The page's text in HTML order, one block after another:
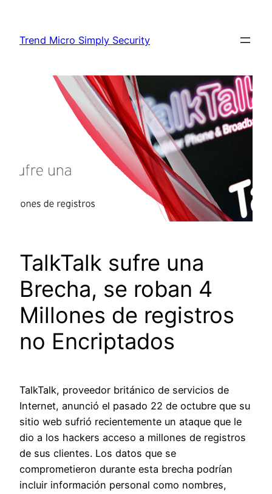
content
Trend Micro Simply Security
TalkTalk sufre una
Brecha, se roban 4
Millones de registros
no Encriptados
TalkTalk, proveedor británico de servicios de
Internet, anunció el pasado 22 de octubre que su
sitio web sufrió recientemente un ataque que le
dio a los hackers acceso a millones de registros
de sus clientes. Los datos que se
comprometieron durante esta brecha podrían
incluir información personal como nombres,